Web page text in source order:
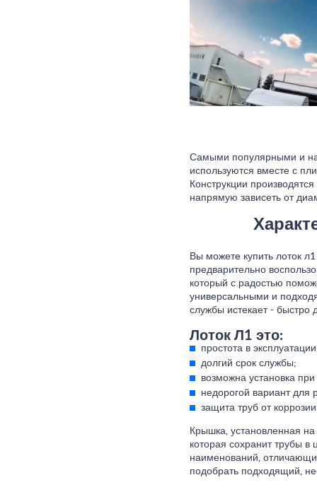
Самыми популярными и
используются вместе с
Конструкции
напрямую зависеть от
Вы можете купить лоток
предварительно
который с радостью
универсальными и
службы истекает - быстро
Лоток Л1 это:
простота в
долгий срок службы;
возможна установка
недорогой вариант для
защита труб от
Крышка, установленная на
которая сохранит трубы в
наименований,
подобрать подходящий,